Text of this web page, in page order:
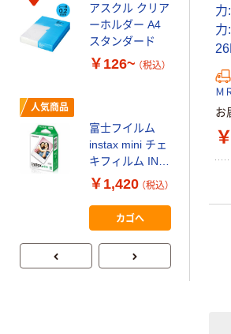
力
力
Ｍ
お
アスクル クリア
ーホルダー A4
スタンダード
￥126~ （税込）
人気商品
富士フイルム
instax mini チェ
キフィルム INS
MINI JP1 1パッ
ク（10枚入り）
￥1,420 （税込）
カゴへ
本